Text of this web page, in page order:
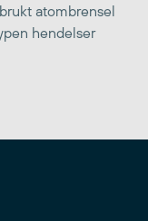
atombrensel
hendelser